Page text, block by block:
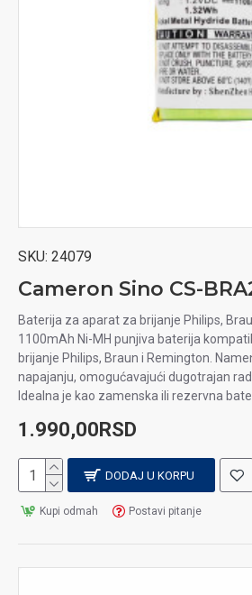
SKU: 24079
Baterija za aparat za brijanje Philips,
1100mAh Ni-MH punjiva baterija
brijanje Philips, Braun i Remington.
napajanju, omogućavajući dugotrajan
Idealna je kao zamenska ili rezervna
1.990,00RSD
DODAJ U KORPU
Kupi odmah Postavi pitanje